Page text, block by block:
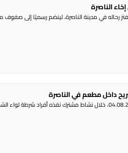
الناصرة
رحاله في مدينة الناصرة، لينضم رسميًا إلى صفوف
داخل مطعم في الناصرة
راديو الناس – بث مباشر أعلنت الشرطة أنه ” أمس 04.08.2026، خلال نشاط مشترك نفذه أفراد شرطة